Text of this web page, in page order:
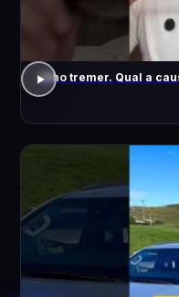
Olho tremer. Qual a